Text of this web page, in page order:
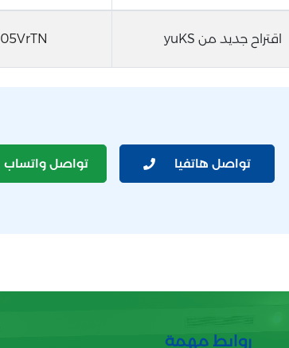
اقتراح جديد من yuKS 05VrTN
تواصل هاتفيا تواصل واتساب
روابط مهمة